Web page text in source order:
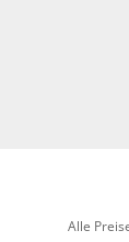
Alle